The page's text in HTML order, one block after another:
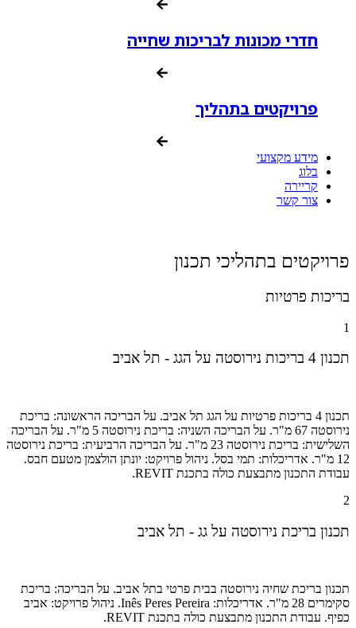
חדרי מכונות לבריכות שחייה
פרויקטים בתהליך
מידע מקצועי
בלוג
קריירה
צור קשר
פרויקטים בתהליכי תכנון
בריכות פרטיות
1
תכנון 4 בריכות נירוסטה על הגג - תל אביב
תכנון 4 בריכות פרטיות על הגג תל אביב. על הבריכה הראשונה: בריכת
נירוסטה 67 מ"ר. על הבריכה השניה: בריכת נירוסטה 5 מ"ר. על הבריכה
השלישית: בריכת נירוסטה 23 מ"ר. על הבריכה הרביעית: בריכת נירוסטה
12 מ"ר. אדריכלות: תמי בסל.
ניהול פרויקט: יונתן הולצמן מטעם חבס.
עבודת התכנון מתבצעת כולה בתכנת REVIT.
2
תכנון בריכת נירוסטה על גג - תל אביב
תכנון בריכת שחיה נירוסטה בבית פרטי בתל אביב. על הבריכה: בריכת
סקימרים 28 מ"ר. אדריכלות: Inês Peres Pereira.
ניהול פרויקט: אביב
כפיף. עבודת התכנון מתבצעת כולה בתכנת REVIT.